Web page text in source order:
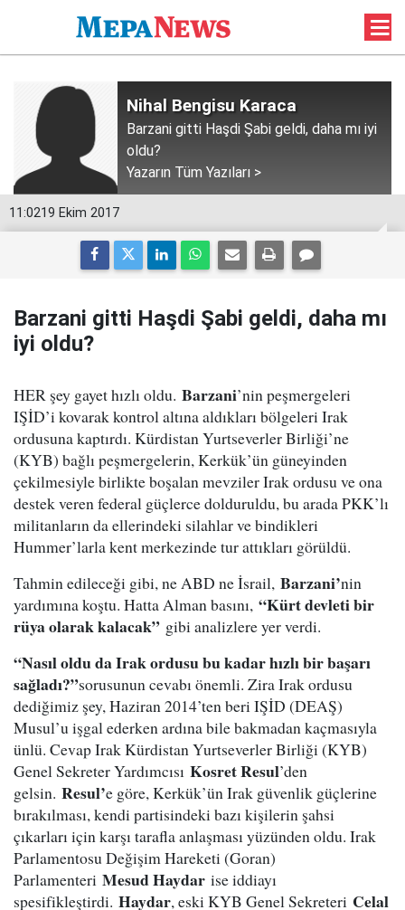
Nihal Bengisu Karaca
Barzani gitti Haşdi Şabi geldi, daha mı iyi
oldu?
Yazarın Tüm Yazıları >
11:0219 Ekim 2017
Barzani gitti Haşdi Şabi geldi, daha mı
iyi oldu?
HER şey gayet hızlı oldu. Barzani’nin peşmergeleri
IŞİD’i kovarak kontrol altına aldıkları bölgeleri Irak
ordusuna kaptırdı. Kürdistan Yurtseverler Birliği’ne
(KYB) bağlı peşmergelerin, Kerkük’ün güneyinden
çekilmesiyle birlikte boşalan mevziler Irak ordusu ve ona
destek veren federal güçlerce dolduruldu, bu arada PKK’lı
militanların da ellerindeki silahlar ve bindikleri
Hummer’larla kent merkezinde tur attıkları görüldü.
Tahmin edileceği gibi, ne ABD ne İsrail, Barzani’nin
yardımına koştu. Hatta Alman basını, “Kürt devleti bir
rüya olarak kalacak” gibi analizlere yer verdi.
“Nasıl oldu da Irak ordusu bu kadar hızlı bir başarı
sağladı?”sorusunun cevabı önemli. Zira Irak ordusu
dediğimiz şey, Haziran 2014’ten beri IŞİD (DEAŞ)
Musul’u işgal ederken ardına bile bakmadan kaçmasıyla
ünlü. Cevap Irak Kürdistan Yurtseverler Birliği (KYB)
Genel Sekreter Yardımcısı Kosret Resul’den
gelsin. Resul’e göre, Kerkük’ün Irak güvenlik güçlerine
bırakılması, kendi partisindeki bazı kişilerin şahsi
çıkarları için karşı tarafla anlaşması yüzünden oldu. Irak
Parlamentosu Değişim Hareketi (Goran)
Parlamenteri Mesud Haydar ise iddiayı
spesifikleştirdi. Haydar, eski KYB Genel Sekreteri Celal